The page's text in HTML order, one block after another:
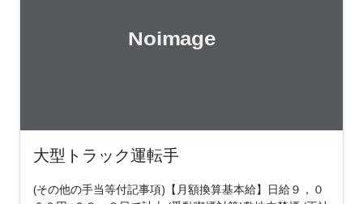
大型トラック運転手
(その他の手当等付記事項)【月額換算基本給】日給９，０